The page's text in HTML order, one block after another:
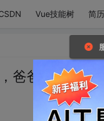
Vue技能树 简
爸爸最丑